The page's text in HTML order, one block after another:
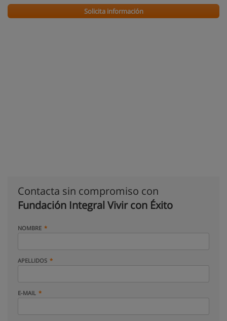
Solicita información
Contacta sin compromiso con
Fundación Integral Vivir con Éxito
NOMBRE
APELLIDOS
E-MAIL